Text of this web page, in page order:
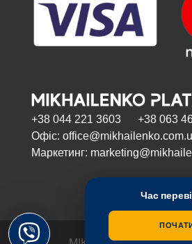
+38 044 221 3603 +38 063
Офіс:
Маркетинг:
Час